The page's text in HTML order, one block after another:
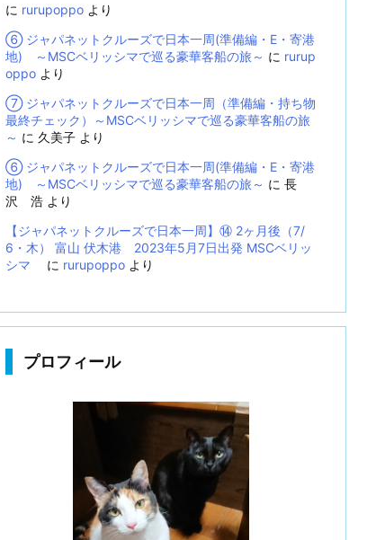
に rurupoppo より
⑥ ジャパネットクルーズで日本一周(準備編・E・寄港
地) ～MSCベリッシマで巡る豪華客船の旅～ に rurup
oppo より
⑦ ジャパネットクルーズで日本一周（準備編・持ち物
最終チェック）～MSCベリッシマで巡る豪華客船の旅
～ に 久美子 より
⑥ ジャパネットクルーズで日本一周(準備編・E・寄港
地) ～MSCベリッシマで巡る豪華客船の旅～ に 長
沢 浩 より
【ジャパネットクルーズで日本一周】⑭ 2ヶ月後（7/
6・木） 富山 伏木港 2023年5月7日出発 MSCベリッ
シマ
に rurupoppo より
プロフィール